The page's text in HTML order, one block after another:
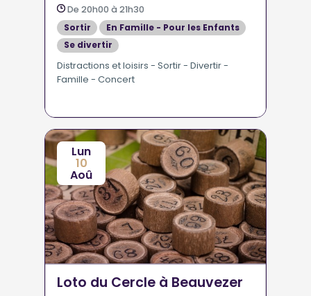
De 20h00 à 21h30
Sortir
En Famille - Pour les Enfants
Se divertir
Distractions et loisirs - Sortir - Divertir -
Famille - Concert
Lun
10
Aoû
Loto du Cercle à Beauvezer